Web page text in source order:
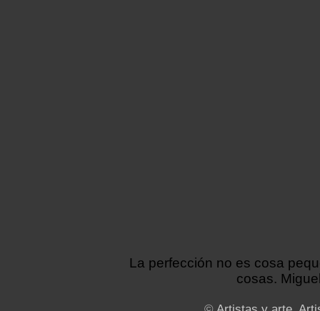
La perfección no es cosa
cosas.